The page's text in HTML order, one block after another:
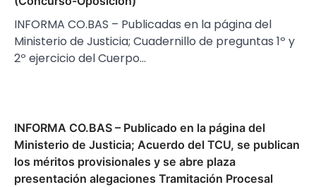
INFORMA CO.BAS – Publicadas en la página del
Ministerio de Justicia; Cuadernillo de preguntas 1º y
2º ejercicio del Cuerpo…
INFORMA CO.BAS – Publicado en la página del
Ministerio de Justicia; Acuerdo del TCU, se publican
los méritos provisionales y se abre plaza
presentación alegaciones Tramitación Procesal